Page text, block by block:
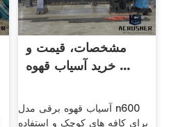
مشخصات، قیمت و
خرید آسیاب قهوه ...
آسیاب قهوه برقی مدل n600
برای کافه های کوچک و استفاده